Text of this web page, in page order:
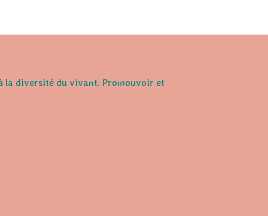
la diversité du vivant. Promouvoir et